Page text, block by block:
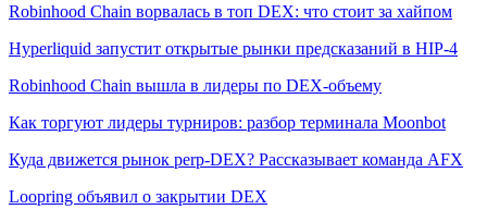
Robinhood Chain ворвалась в топ DEX: что стоит за хайпом
Hyperliquid запустит открытые рынки предсказаний в HIP-4
Robinhood Chain вышла в лидеры по DEX-объему
Как торгуют лидеры турниров: разбор терминала Moonbot
Куда движется рынок perp-DEX? Рассказывает команда AFX
Loopring объявил о закрытии DEX